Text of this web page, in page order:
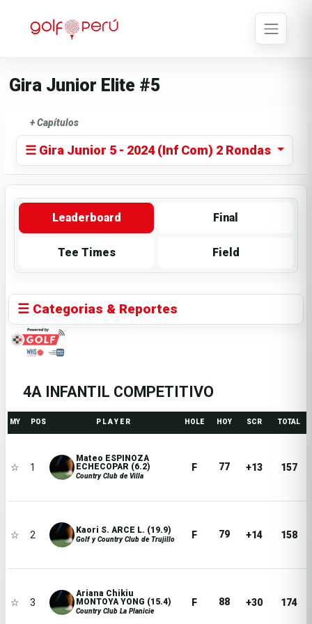
Gira Junior Elite #5
+ Capítulos
☰ Gira Junior 5 - 2024 (Inf Com) 2 Rondas
Leaderboard Final
Tee Times Field
☰ Categorias & Reportes
4A INFANTIL COMPETITIVO
MY POS P L A Y E R HOLE HOY SCR TOTAL
☆ 1
Mateo ESPINOZA
ECHECOPAR (6.2)
Country Club de Villa
F 77 +13 157
☆ 2 Kaori S. ARCE L. (19.9)
Golf y Country Club de Trujillo F 79 +14 158
☆ 3
Ariana Chikiu
MONTOYA YONG (15.4)
Country Club La Planicie
F 88 +30 174